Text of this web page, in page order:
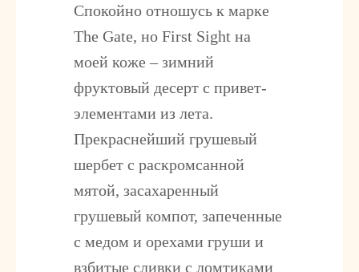
Спокойно отношусь к марке
The Gate, но First Sight на
моей коже – зимний
фруктовый десерт с привет-
элементами из лета.
Прекраснейший грушевый
шербет с раскромсанной
мятой, засахаренный
грушевый компот, запеченные
с медом и орехами груши и
взбитые сливки с ломтиками